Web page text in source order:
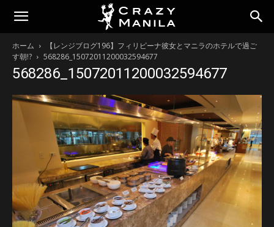
ホーム
【レンジブログ196】フィリピーナ彼女とマニラのホテルで過ご
す朝!?
568286_15072011200032594677
568286_15072011200032594677